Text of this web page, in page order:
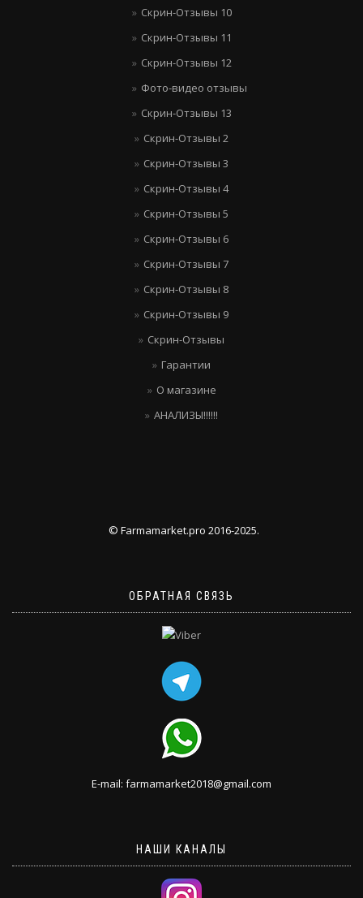
Скрин-Отзывы 10
Скрин-Отзывы 11
Скрин-Отзывы 12
Фото-видео отзывы
Скрин-Отзывы 13
Скрин-Отзывы 2
Скрин-Отзывы 3
Скрин-Отзывы 4
Скрин-Отзывы 5
Скрин-Отзывы 6
Скрин-Отзывы 7
Скрин-Отзывы 8
Скрин-Отзывы 9
Скрин-Отзывы
Гарантии
О магазине
АНАЛИЗЫ!!!!!!
© Farmamarket.pro 2016-2025.
ОБРАТНАЯ СВЯЗЬ
E-mail: farmamarket2018@gmail.com
НАШИ КАНАЛЫ